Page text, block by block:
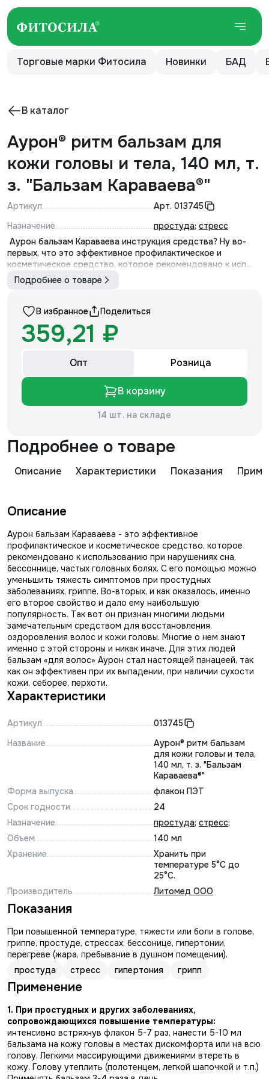
Торговые марки Фитосила Новинки БАД
В каталог
Аурон® ритм бальзам для
кожи головы и тела, 140 мл, т.
з. "Бальзам Караваева®"
Артикул Арт. 013745
Назначение
простуда; стресс
Аурон бальзам Караваева инструкция средства? Ну во-
первых, что это эффективное профилактическое и
косметическое средство, которое рекомендовано к исп...
Подробнее о товаре
В избранное Поделиться
359,21 ₽
Опт Розница
В корзину
14 шт. на складе
Подробнее о товаре
Описание Характеристики Показания
Описание
Аурон бальзам Караваева - это эффективное
профилактическое и косметическое средство, которое
рекомендовано к использованию при нарушениях сна,
бессоннице, частых головных болях. С его помощью можно
уменьшить тяжесть симптомов при простудных
заболеваниях, гриппе. Во-вторых, и как оказалось, именно
его второе свойство и дало ему наибольшую
популярность. Так вот он признан многими людьми
замечательным средством для восстановления,
оздоровления волос и кожи головы. Многие о нем знают
именно с этой стороны и никак иначе. Для этих людей
бальзам «для волос» Аурон стал настоящей панацеей, так
как он эффективен при их выпадении, при наличии сухости
кожи, себорее, перхоти.
Характеристики
Артикул
013745
Название
Аурон® ритм бальзам
для кожи головы и тела,
140 мл, т. з. "Бальзам
Караваева®"
Форма выпуска
флакон ПЭТ
Срок годности
24
Назначение
простуда; стресс;
Объем
140 мл
Хранение
Хранить при
температуре 5°С до
25°C.
Производитель
Литомед ООО
Показания
При повышенной температуре, тяжести или боли в голове,
гриппе, простуде, стрессах, бессонице, гипертонии,
перегреве (жара, пребывание в душном помещении).
простуда
стресс гипертония грипп
Применение
1. При простудных и других заболеваниях,
сопровождающихся повышение температуры:
интенсивно встряхнув флакон 5-7 раз, нанести 5-10 мл
бальзама на кожу головы в местах дискомфорта или на всю
голову. Легкими массирующими движениями втереть в
кожу. Голову утеплить (полотенцем, легкой шапочкой и т.п.)